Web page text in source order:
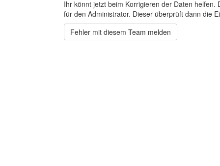
Ihr könnt jetzt beim Korrigieren der Daten
für den Administrator. Dieser überprüft dann die
Fehler mit diesem Team melden